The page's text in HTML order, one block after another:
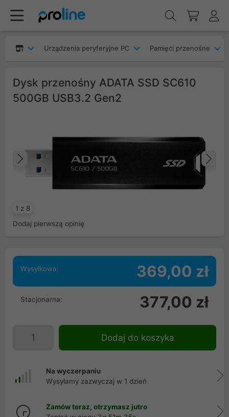
Urządzenia peryferyjne PC Pamięci przenośne
Dysk przenośny ADATA SSD SC610
500GB USB3.2 Gen2
1 z 8
Poprzedni
Dodaj pierwszą opinię
Wysyłkowa: 369,00 zł
Stacjonarna: 377,00 zł
Dodaj do koszyka
Na wyczerpaniu
Wysyłamy zazwyczaj w 1 dzień
Zamów teraz, otrzymasz jutro